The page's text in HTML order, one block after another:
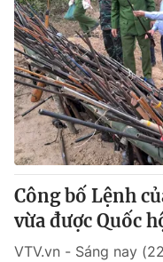
Công bố Lệnh
vừa được Quốc
VTV.vn - Sáng nay